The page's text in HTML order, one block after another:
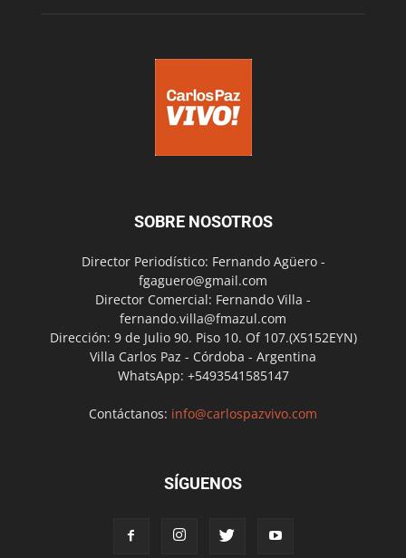
SOBRE NOSOTROS
Director Periodístico: Fernando Agüero -
fgaguero@gmail.com
Director Comercial: Fernando Villa -
fernando.villa@fmazul.com
Dirección: 9 de Julio 90. Piso 10. Of 107.(X5152EYN)
Villa Carlos Paz - Córdoba - Argentina
WhatsApp: +5493541585147
Contáctanos: info@carlospazvivo.com
SÍGUENOS